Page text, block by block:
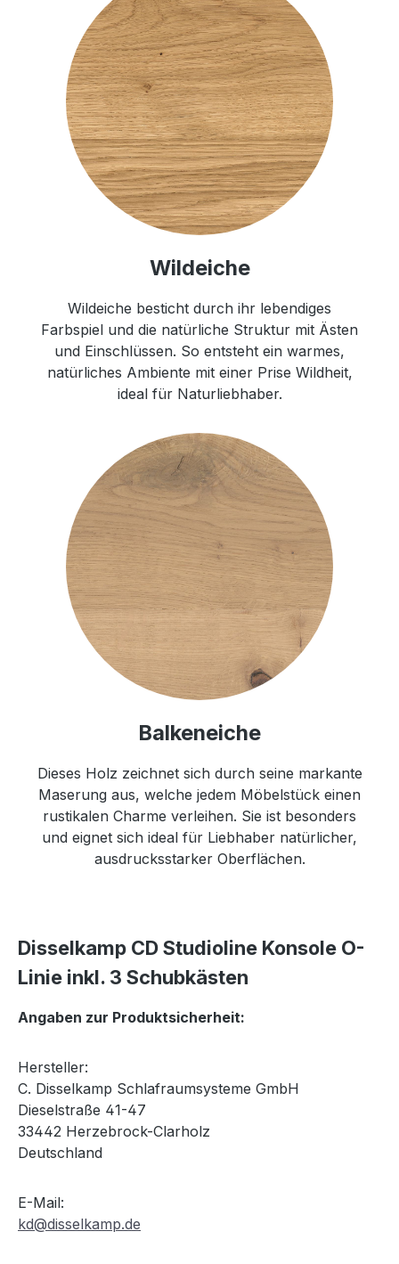
Wildeiche
Wildeiche besticht durch ihr lebendiges
Farbspiel und die natürliche Struktur mit Ästen
und Einschlüssen. So entsteht ein warmes,
natürliches Ambiente mit einer Prise Wildheit,
ideal für Naturliebhaber.
Balkeneiche
Dieses Holz zeichnet sich durch seine markante
Maserung aus, welche jedem Möbelstück einen
rustikalen Charme verleihen. Sie ist besonders
und eignet sich ideal für Liebhaber natürlicher,
ausdrucksstarker Oberflächen.
Disselkamp CD Studioline Konsole O-
Linie inkl. 3 Schubkästen
Angaben zur Produktsicherheit:
Hersteller:
C. Disselkamp Schlafraumsysteme GmbH
Dieselstraße 41-47
33442 Herzebrock-Clarholz
Deutschland
E-Mail:
kd@disselkamp.de